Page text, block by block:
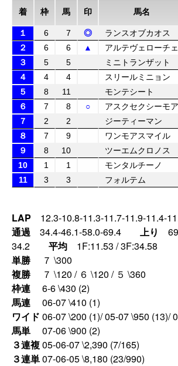
着 枠 馬 印 馬名
１ 6 7 ◎ ランスオブカオス
２
6 6 ▲ アルテヴェローチェ
３
5 5 ミニトランザット
４
4 4 スリールミニョン
５
8 11 モンテシート
６
7 8 ○ アスクセクシーモア
７
2 2 ジーティーマン
８
7 9 ワンモアスマイル
９
8 10 ツーエムクロノス
10
1 1 モンタルチーノ
11
3 3 フォルテム
LAP 12.3-10.8-11.3-11.7-11.9-11.4-
通過 34.4-46.1-58.0-69.4 上り
34.2 平均 1F:11.53 / 3F:34.58
単勝
７ \300
複勝
７ \120 / ６ \120 / ５ \360
枠連
6-6 \430 (2)
馬連
06-07 \410 (1)
ワイド 06-07 \200 (1)/ 05-07 \950 (13)/
馬単
07-06 \900 (2)
３連複05-06-07 \2,390 (7/165)
３連単07-06-05 \8,180 (23/990)